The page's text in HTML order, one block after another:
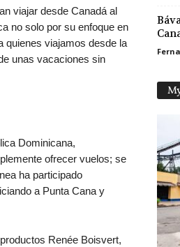
viajar desde Canadá al
no solo por su enfoque en
quienes viajamos desde la
unas vacaciones sin
Dominicana,
ofrecer vuelos; se
ha participado
a Punta Cana y
Renée Boisvert,